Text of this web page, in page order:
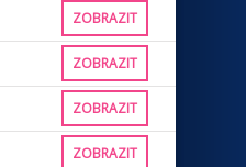
ZOBRAZIT
ZOBRAZIT
ZOBRAZIT
ZOBRAZIT